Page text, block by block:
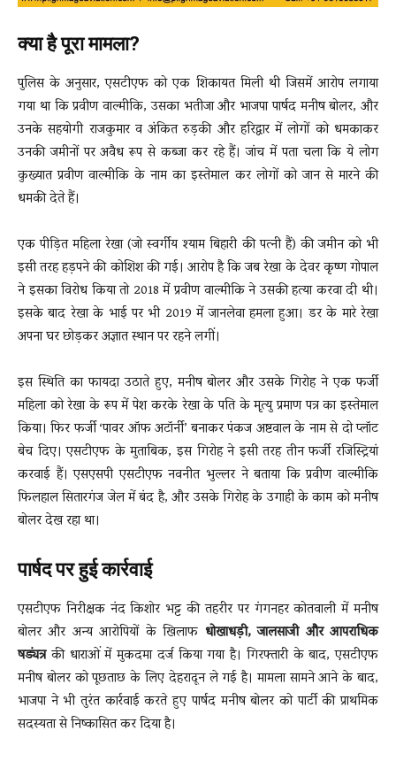
क्या है पूरा मामला?
पुलिस के अनुसार, एसटीएफ को एक शिकायत मिली थी जिसमें आरोप लगाया
गया था कि प्रवीण वाल्मीकि, उसका भतीजा और भाजपा पार्षद मनीष बोलर, और
उनके सहयोगी राजकुमार व अंकित रुड़की और हरिद्वार में लोगों को धमकाकर
उनकी जमीनों पर अवैध रूप से कब्जा कर रहे हैं। जांच में पता चला कि ये लोग
कुख्यात प्रवीण वाल्मीकि के नाम का इस्तेमाल कर लोगों को जान से मारने की
धमकी देते हैं।
एक पीड़ित महिला रेखा (जो स्वर्गीय श्याम बिहारी की पत्नी हैं) की जमीन को भी
इसी तरह हड़पने की कोशिश की गई। आरोप है कि जब रेखा के देवर कृष्ण गोपाल
ने इसका विरोध किया तो 2018 में प्रवीण वाल्मीकि ने उसकी हत्या करवा दी थी।
इसके बाद रेखा के भाई पर भी 2019 में जानलेवा हमला हुआ। डर के मारे रेखा
अपना घर छोड़कर अज्ञात स्थान पर रहने लगीं।
इस स्थिति का फायदा उठाते हुए, मनीष बोलर और उसके गिरोह ने एक फर्जी
महिला को रेखा के रूप में पेश करके रेखा के पति के मृत्यु प्रमाण पत्र का इस्तेमाल
किया। फिर फर्जी ‘पावर ऑफ अटॉर्नी’ बनाकर पंकज अष्टवाल के नाम से दो प्लॉट
बेच दिए। एसटीएफ के मुताबिक, इस गिरोह ने इसी तरह तीन फर्जी रजिस्ट्रियां
करवाई हैं। एसएसपी एसटीएफ नवनीत भुल्लर ने बताया कि प्रवीण वाल्मीकि
फिलहाल सितारगंज जेल में बंद है, और उसके गिरोह के उगाही के काम को मनीष
बोलर देख रहा था।
पार्षद पर हुई कार्रवाई
एसटीएफ निरीक्षक नंद किशोर भट्ट की तहरीर पर गंगनहर कोतवाली में मनीष
बोलर और अन्य आरोपियों के खिलाफ धोखाधड़ी, जालसाजी और आपराधिक
षड्यंत्रकी धाराओं में मुकदमा दर्ज किया गया है। गिरफ्तारी के बाद, एसटीएफ
मनीष बोलर को पूछताछ के लिए देहरादून ले गई है। मामला सामने आने के बाद,
भाजपा ने भी तुरंत कार्रवाई करते हुए पार्षद मनीष बोलर को पार्टी की प्राथमिक
सदस्यता से निष्कासित कर दिया है।